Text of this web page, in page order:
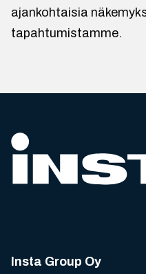
ajankohtaisia
tapahtumistamme.
Insta Group Oy